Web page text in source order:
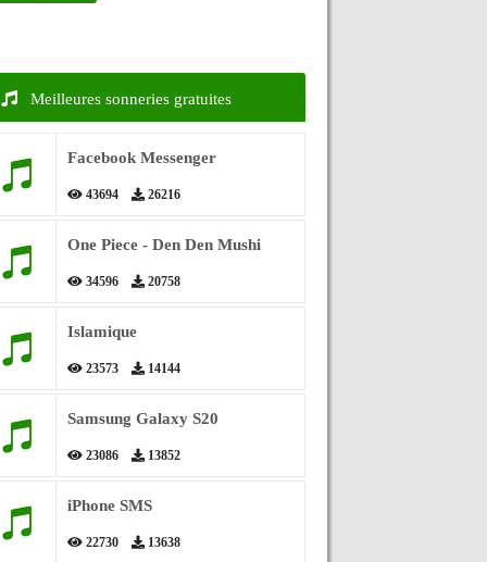
Meilleures sonneries gratuites
Facebook Messenger
43694 26216
One Piece - Den Den Mushi
34596 20758
Islamique
23573 14144
Samsung Galaxy S20
23086 13852
iPhone SMS
22730 13638